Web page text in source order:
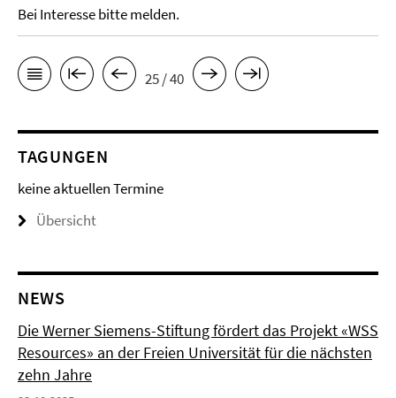
Bei Interesse bitte melden.
25 / 40
TAGUNGEN
keine aktuellen Termine
Übersicht
NEWS
Die Werner Siemens-Stiftung fördert das Projekt «WSS
Resources» an der Freien Universität für die nächsten
zehn Jahre